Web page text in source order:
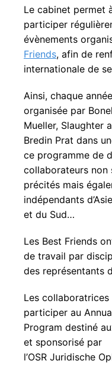
Le cabinet permet
participer
évènements
Friends, afin de
internationale de
Ainsi, chaque
organisée par
Mueller, Slaughter
Bredin Prat dans
ce programme de
collaborateurs non
précités mais
indépendants
et du Sud…
Les Best Friends
de travail par
des représentants
Les
participer au
Program destiné
et sponsorisé par
l’OSR Juridische